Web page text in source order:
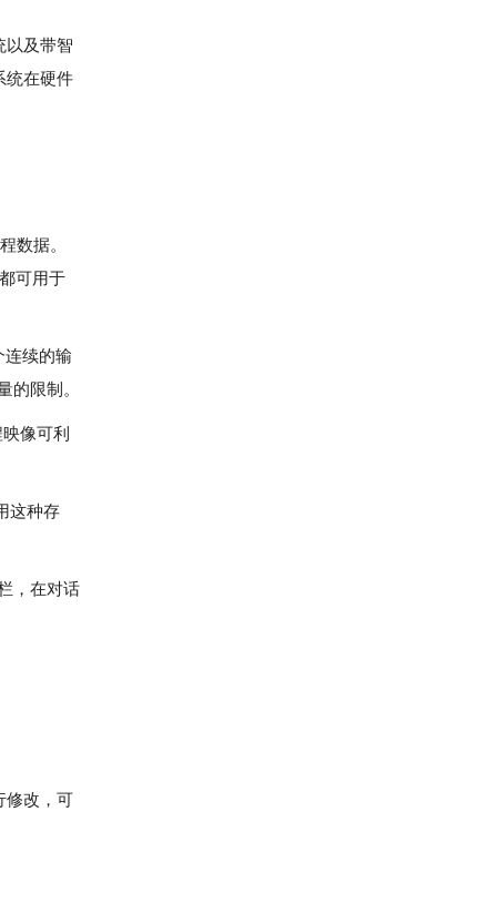
以及带智
统在硬件
数据。
可用于
连续的输
的限制。
像可利
这种存
，在对话
修改，可